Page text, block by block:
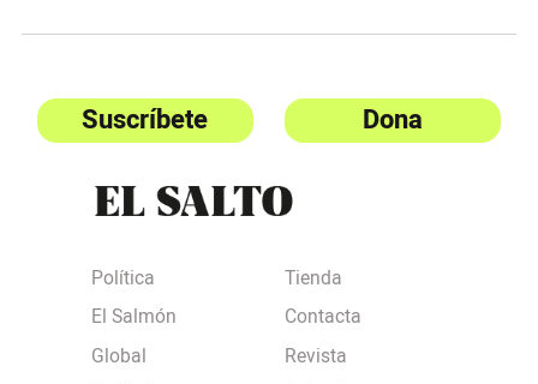
Suscríbete Dona
Política
El Salmón
Global
Tienda
Contacta
Revista